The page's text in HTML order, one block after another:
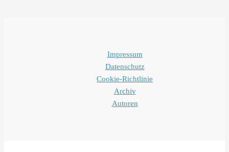
Impressum
Datenschutz
Cookie-Richtlinie
Archiv
Autoren